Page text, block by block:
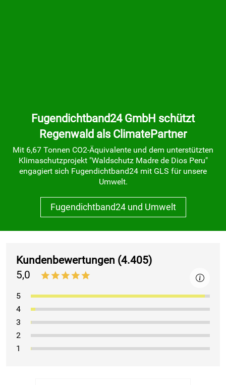
Fugendichtband24 GmbH schützt
Regenwald als ClimatePartner
Mit 6,67 Tonnen CO2-Äquivalente und dem unterstützten
Klimaschutzprojekt "Waldschutz Madre de Dios Peru"
engagiert sich Fugendichtband24 mit GLS für unsere
Umwelt.
Fugendichtband24 und Umwelt
Kundenbewertungen (4.405)
5,0
*****
5
4
3
2
1